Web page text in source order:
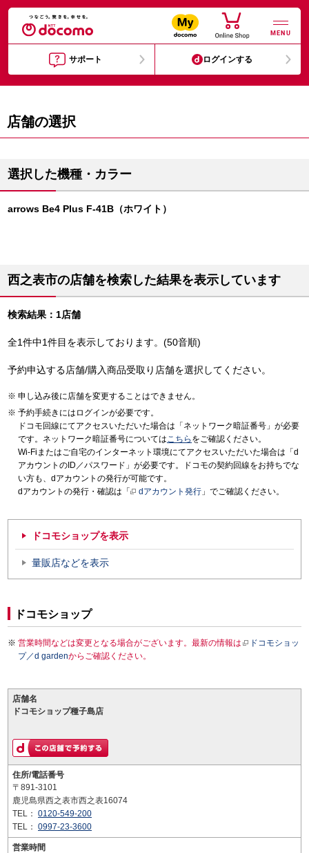
MENU
サポート ログインする
店舗の選択
選択した機種・カラー
arrows Be4 Plus F-41B（ホワイト）
西之表市の店舗を検索した結果を表示しています
検索結果：1店舗
全1件中1件目を表示しております。(50音順)
予約申込する店舗/購入商品受取り店舗を選択してください。
申し込み後に店舗を変更することはできません。
予約手続きにはログインが必要です。
ドコモ回線にてアクセスいただいた場合は「ネットワーク暗証番号」が必要
です。ネットワーク暗証番号についてはこちら をご確認ください。
Wi-Fiまたはご自宅のインターネット環境にてアクセスいただいた場合は「d
アカウントのID／パスワード」が必要です。ドコモの契約回線をお持ちでな
い方も、dアカウントの発行が可能です。
dアカウントの発行・確認は「
dアカウント発行 」でご確認ください。
ドコモショップを表示
量販店などを表示
ドコモショップ
営業時間などは変更となる場合がございます。最新の情報は
ドコモショッ
プ／d gardenからご確認ください。
店舗名
ドコモショップ種子島店
住所/電話番号
〒891-3101
鹿児島県西之表市西之表16074
TEL： 0120-549-200
TEL： 0997-23-3600
営業時間